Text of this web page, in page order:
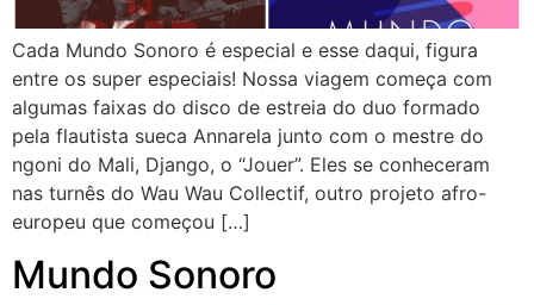
Cada Mundo Sonoro é especial e esse daqui, figura
entre os super especiais! Nossa viagem começa com
algumas faixas do disco de estreia do duo formado
pela flautista sueca Annarela junto com o mestre do
ngoni do Mali, Django, o “Jouer”. Eles se conheceram
nas turnês do Wau Wau Collectif, outro projeto afro-
europeu que começou […]
Mundo Sonoro